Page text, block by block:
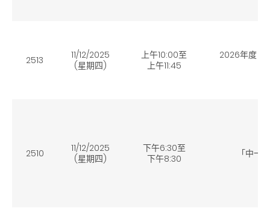
2513
11/12/2025
(星期四)
上午10:00至
上午11:45
2026年度「
2510
11/12/2025
(星期四)
下午6:30至
下午8:30
「中一